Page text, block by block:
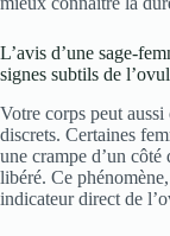
L’avis d’une sage-
signes subtils de
Votre corps peut
discrets. Certaines
une crampe d’un
libéré. Ce
indicateur direct de